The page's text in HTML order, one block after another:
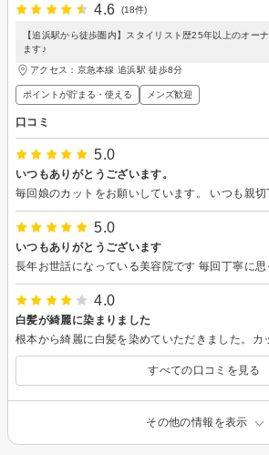
4.6
(18件)
【追浜駅から徒歩圏内】スタイリスト歴25年以上のオー
ます♪
アクセス：京急本線 追浜駅 徒歩8分
ポイントが貯まる・使える メンズ歓迎
口コミ
5.0
いつもありがとうございます。
5.0
いつもありがとうございます
4.0
白髪が綺麗に染まりました
すべての口コミを見る
その他の情報を表示